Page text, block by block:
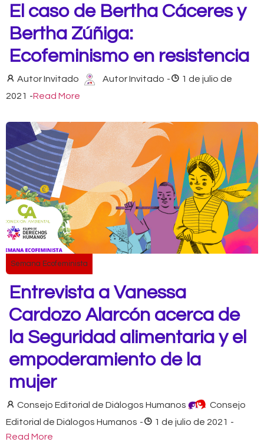
El caso de Bertha Cáceres y
Bertha Zúñiga:
Ecofeminismo en resistencia
Autor Invitado Autor Invitado -
1 de julio de
2021 -Read More
Semana Ecofeminista
Entrevista a Vanessa
Cardozo Alarcón acerca de
la Seguridad alimentaria y el
empoderamiento de la
mujer
Consejo Editorial de Diálogos Humanos
Consejo
Editorial de Diálogos Humanos - 1 de julio de 2021 -
Read More